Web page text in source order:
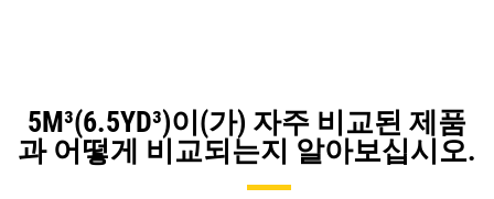
5M³(6.5YD³)이(가) 자주 비교된 제품
과 어떻게 비교되는지 알아보십시오.